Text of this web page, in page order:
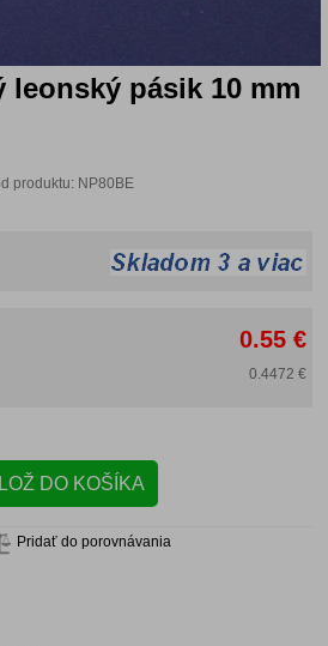
leonský pásik 10 mm
produktu: NP80BE
0.55 €
0.4472 €
Pridať do porovnávania